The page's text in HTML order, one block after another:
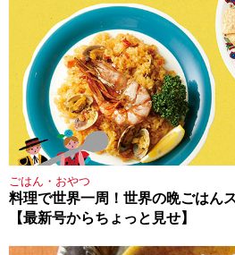
ごはん・おやつ
料理で世界一周！世界の晩ごはん
【最新号からちょっと見せ】